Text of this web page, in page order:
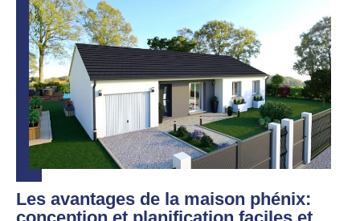
Les avantages de la maison phénix: